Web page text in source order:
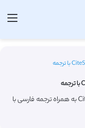
دانلود رایگان مقالات انگلیسی از سایت CiteSeerX به همراه ترجمه فارسی با